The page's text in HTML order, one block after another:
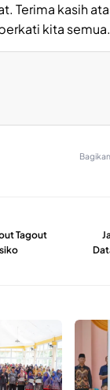
Terima kasih
kita semua.
Tagout